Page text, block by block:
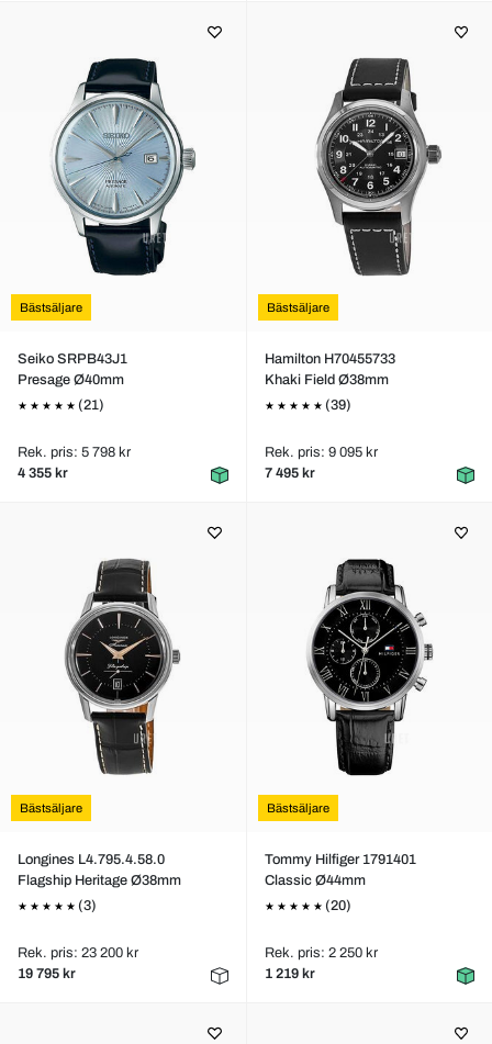
Bästsäljare
Seiko SRPB43J1
Presage Ø40mm
(21)
Rek. pris: 5 798 kr
4 355 kr
Bästsäljare
Hamilton H70455733
Khaki Field Ø38mm
(39)
Rek. pris: 9 095 kr
7 495 kr
Bästsäljare
Longines L4.795.4.58.0
Flagship Heritage Ø38mm
(3)
Rek. pris: 23 200 kr
19 795 kr
Bästsäljare
Tommy Hilfiger 1791401
Classic Ø44mm
(20)
Rek. pris: 2 250 kr
1 219 kr